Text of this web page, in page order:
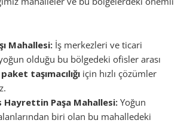
Mahallesi: İş merkezleri ve ticari
olduğu bu bölgedeki ofisler arası
paket taşımacılığı için hızlı çözümler
Hayrettin Paşa Mahallesi: Yoğun
biri olan bu mahalledeki